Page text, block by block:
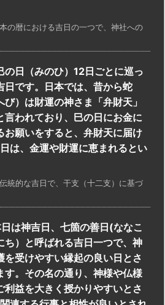
の暦における吉日の一つで、神社への
の日（みのひ）12日ごとに巡っ
日です。日本では、昔から蛇
び）は財運の神さま「弁財天」
言われており、巳の日にお金に
お願いをすると、弁財天に届け
は、金運や財運に恵まれるとい
統的な吉日で、干支（十二支）に基づ
は神吉日、七箇の善日(ななこ
ち）と呼ばれる吉日一つで、神
を受けやすい縁起の良い日とさ
す。その名の通り、神様や仏様
利益を大きく授かりやすいとさ